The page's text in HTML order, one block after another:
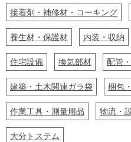
接着剤・補修材・コーキング
養生材・保護材 内装・収納
住宅設備 換気部材 配管
建築・土木関連ガラ袋 梱包
作業工具・測量用品 物流・
大分トステム